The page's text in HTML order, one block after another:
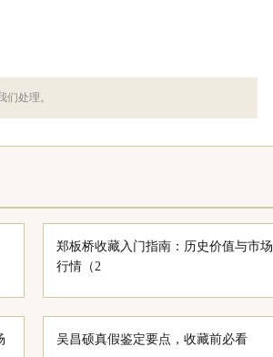
处理。
郑板桥收藏入门指南：历史价值与市场
行情（2
吴昌硕真假鉴定要点，收藏前必看